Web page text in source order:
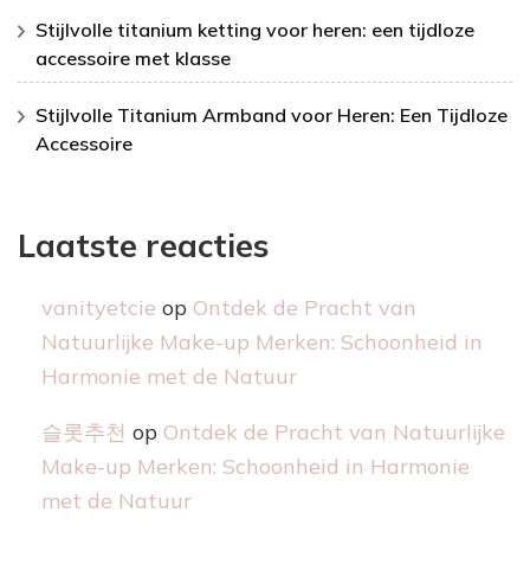
Stijlvolle titanium ketting voor heren: een tijdloze
accessoire met klasse
Stijlvolle Titanium Armband voor Heren: Een Tijdloze
Accessoire
Laatste reacties
vanityetcie op Ontdek de Pracht van
Natuurlijke Make-up Merken: Schoonheid in
Harmonie met de Natuur
슬롯추천 op Ontdek de Pracht van Natuurlijke
Make-up Merken: Schoonheid in Harmonie
met de Natuur